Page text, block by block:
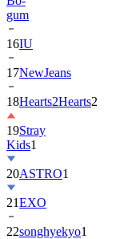
16IU
17NewJeans
18Hearts2Hearts
19Stray
Kids
20ASTRO
21EXO
22songhyekyo
23TXT1